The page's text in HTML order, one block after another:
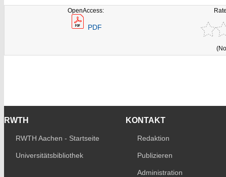
OpenAccess:
PDF
RWTH
RWTH Aachen - Startseite
Universitätsbibliothek
KONTAKT
Redaktion
Publizieren
Administration